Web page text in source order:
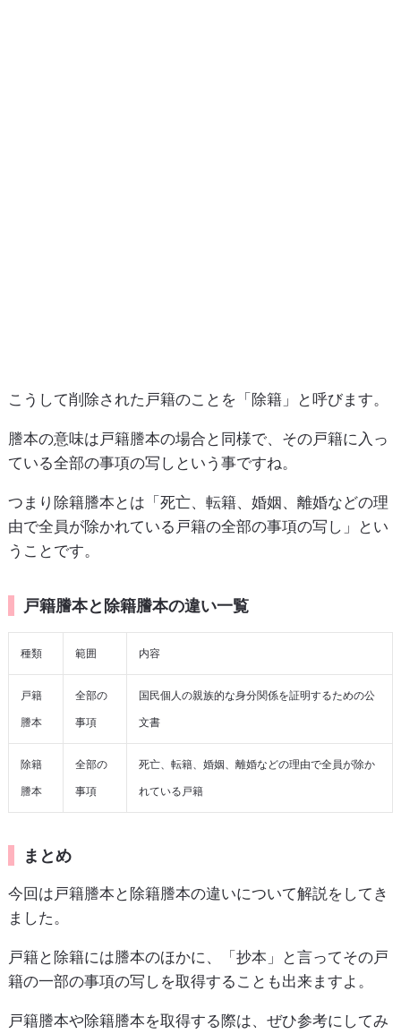
こうして削除された戸籍のことを「除籍」と呼びます。
謄本の意味は戸籍謄本の場合と同様で、その戸籍に入っ
ている全部の事項の写しという事ですね。
つまり除籍謄本とは「死亡、転籍、婚姻、離婚などの理
由で全員が除かれている戸籍の全部の事項の写し」とい
うことです。
戸籍謄本と除籍謄本の違い一覧
種類 範囲 内容
戸籍
謄本
全部の
事項
国民個人の親族的な身分関係を証明するための公
文書
除籍
謄本
全部の
事項
死亡、転籍、婚姻、離婚などの理由で全員が除か
れている戸籍
まとめ
今回は戸籍謄本と除籍謄本の違いについて解説をしてき
ました。
戸籍と除籍には謄本のほかに、「抄本」と言ってその戸
籍の一部の事項の写しを取得することも出来ますよ。
戸籍謄本や除籍謄本を取得する際は、ぜひ参考にしてみ